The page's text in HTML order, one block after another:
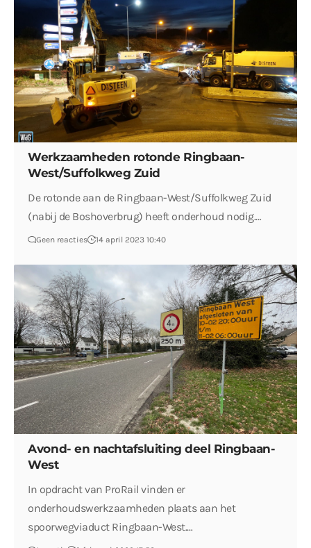
Werkzaamheden rotonde Ringbaan-
West/Suffolkweg Zuid
De rotonde aan de Ringbaan-West/Suffolkweg Zuid
(nabij de Boshoverbrug) heeft onderhoud nodig.…
Geen reacties 14 april 2023 10:40
Avond- en nachtafsluiting deel Ringbaan-
West
In opdracht van ProRail vinden er
onderhoudswerkzaamheden plaats aan het
spoorwegviaduct Ringbaan-West.…